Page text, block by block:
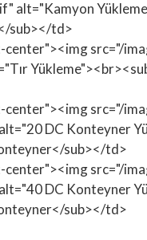
alt="Kamyon
sub></td>
src="/
src="/
DC Konteyner
sub></td>
src="/
DC Konteyner
sub></td>